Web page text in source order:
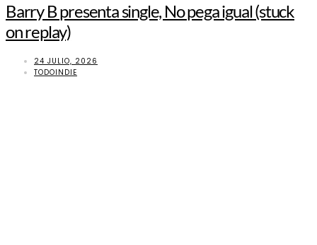
Barry B presenta single, No pega igual (stuck
on replay)
24 JULIO, 2026
TODOINDIE